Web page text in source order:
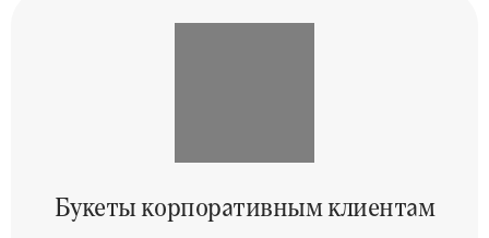
Букеты корпоративным клиентам